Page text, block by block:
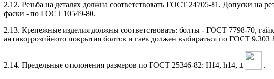
2.12. Резьба на деталях должна соответствовать ГОСТ 24705-81. Допуски на
фаски - по ГОСТ 10549-80.
2.13. Крепежные изделия должны соответствовать: болты - ГОСТ 7798-70,
антикоррозийного покрытия болтов и гаек должен выбираться по ГОСТ
2.14. Предельные отклонения размеров по ГОСТ 25346-82: H14, h14, ± .